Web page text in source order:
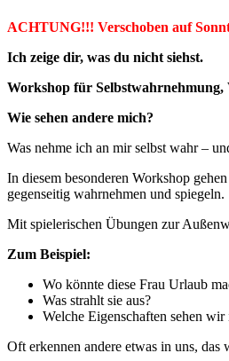
ACHTUNG!!! Verschoben auf
Ich zeige dir, was du nicht siehst.
Workshop für
Wie sehen andere mich?
Was nehme ich an mir selbst wahr –
In diesem besonderen Workshop
gegenseitig wahrnehmen und spiegeln.
Mit spielerischen Übungen zur
Zum Beispiel:
Wo könnte diese Frau Urlaub
Was strahlt sie aus?
Welche Eigenschaften sehen wir
Oft erkennen andere etwas in uns, das